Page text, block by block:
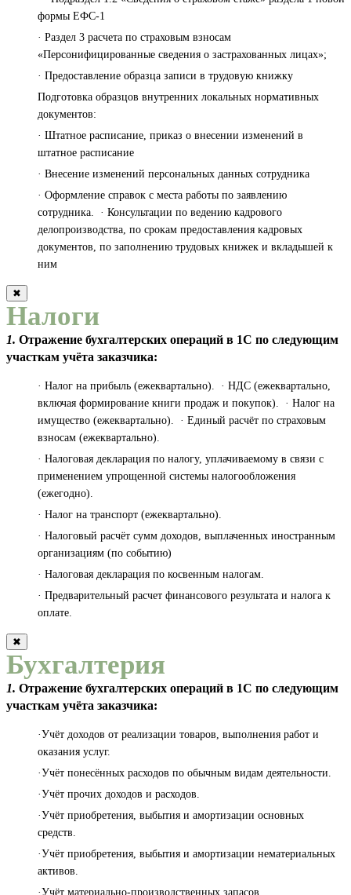
формы ЕФС-1
· Раздел 3 расчета по страховым взносам
«Персонифицированные сведения о застрахованных лицах»;
· Предоставление образца записи в трудовую книжку
Подготовка образцов внутренних локальных нормативных
документов:
· Штатное расписание, приказ о внесении изменений в
штатное расписание
· Внесение изменений персональных данных сотрудника
· Оформление справок с места работы по заявлению
сотрудника. · Консультации по ведению кадрового
делопроизводства, по срокам предоставления кадровых
документов, по заполнению трудовых книжек и вкладышей к
ним
✖
Налоги
1. Отражение бухгалтерских операций в 1С по следующим
участкам учёта заказчика:
· Налог на прибыль (ежеквартально). · НДС (ежеквартально,
включая формирование книги продаж и покупок). · Налог на
имущество (ежеквартально). · Единый расчёт по страховым
взносам (ежеквартально).
· Налоговая декларация по налогу, уплачиваемому в связи с
применением упрощенной системы налогообложения
(ежегодно).
· Налог на транспорт (ежеквартально).
· Налоговый расчёт сумм доходов, выплаченных иностранным
организациям (по событию)
· Налоговая декларация по косвенным налогам.
· Предварительный расчет финансового результата и налога к
оплате.
✖
Бухгалтерия
1. Отражение бухгалтерских операций в 1С по следующим
участкам учёта заказчика:
·Учёт доходов от реализации товаров, выполнения работ и
оказания услуг.
·Учёт понесённых расходов по обычным видам деятельности.
·Учёт прочих доходов и расходов.
·Учёт приобретения, выбытия и амортизации основных
средств.
·Учёт приобретения, выбытия и амортизации нематериальных
активов.
·Учёт материально-производственных запасов.